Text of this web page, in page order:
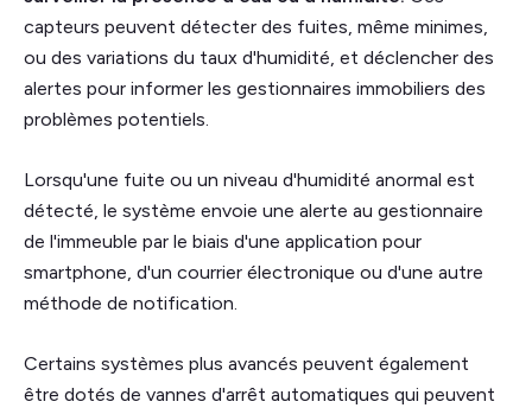
capteurs peuvent détecter des fuites, même minimes,
ou des variations du taux d'humidité, et déclencher des
alertes pour informer les gestionnaires immobiliers des
problèmes potentiels.
Lorsqu'une fuite ou un niveau d'humidité anormal est
détecté, le système envoie une alerte au gestionnaire
de l'immeuble par le biais d'une application pour
smartphone, d'un courrier électronique ou d'une autre
méthode de notification.
Certains systèmes plus avancés peuvent également
être dotés de vannes d'arrêt automatiques qui peuvent